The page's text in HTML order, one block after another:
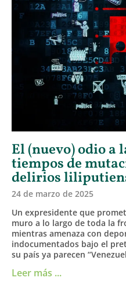
El (nuevo) odio a
tiempos de
delirios
24 de marzo de 2025
Un expresidente que
muro a lo largo de toda la
mientras amenaza con
indocumentados bajo el
su país ya parecen
Leer más ...